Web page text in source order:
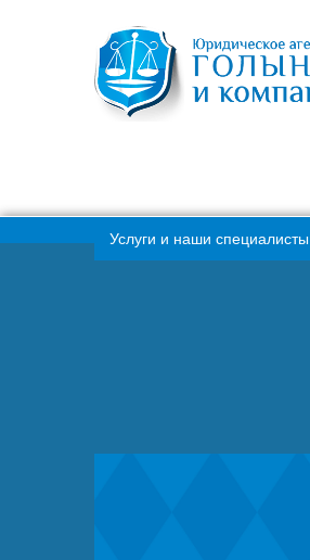
Услуги и наши специалисты